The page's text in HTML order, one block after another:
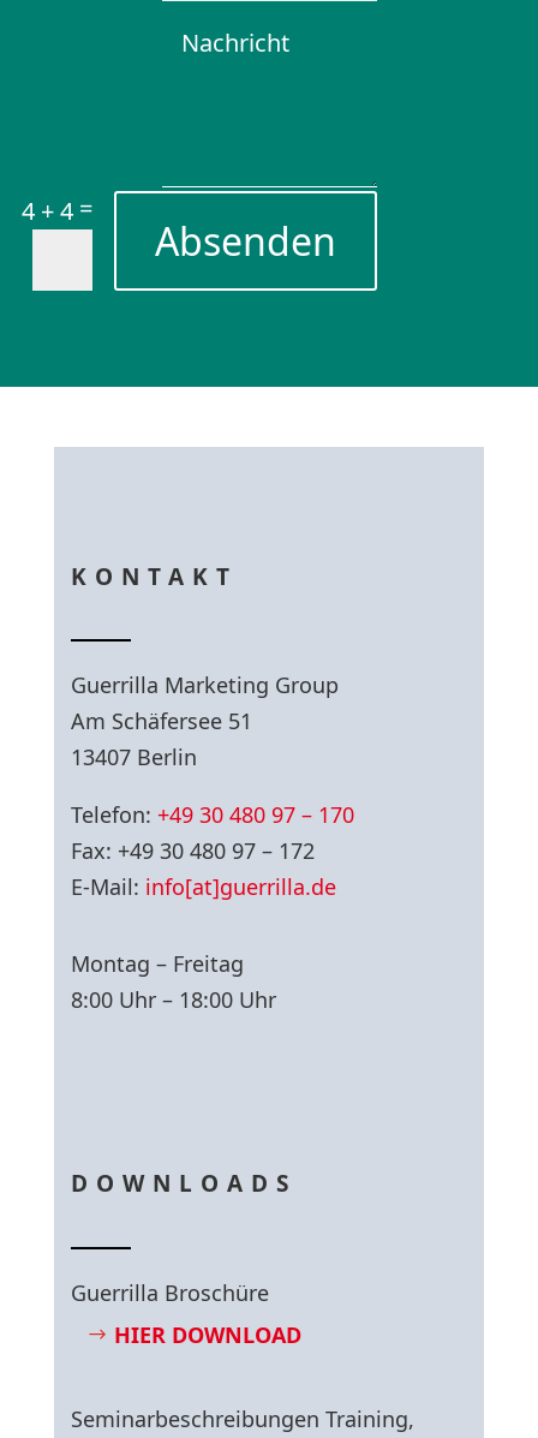
4 + 4=
Absenden
KONTAKT
Guerrilla Marketing Group
Am Schäfersee 51
13407 Berlin
Telefon: +49 30 480 97 – 170
Fax: +49 30 480 97 – 172
E-Mail: info[at]guerrilla.de
Montag – Freitag
8:00 Uhr – 18:00 Uhr
DOWNLOADS
Guerrilla Broschüre
HIER DOWNLOAD
Seminarbeschreibungen Training,